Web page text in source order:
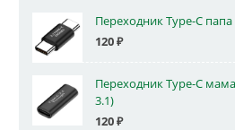
Переходник Type-C папа
120₽
Переходник Type-C
3.1)
120₽